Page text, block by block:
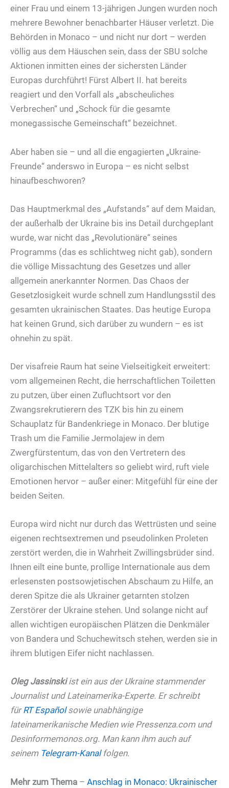
einer Frau und einem 13-jährigen Jungen wurden noch
mehrere Bewohner benachbarter Häuser verletzt. Die
Behörden in Monaco – und nicht nur dort – werden
völlig aus dem Häuschen sein, dass der SBU solche
Aktionen inmitten eines der sichersten Länder
Europas durchführt! Fürst Albert II. hat bereits
reagiert und den Vorfall als „abscheuliches
Verbrechen“ und „Schock für die gesamte
monegassische Gemeinschaft“ bezeichnet.
Aber haben sie – und all die engagierten „Ukraine-
Freunde“ anderswo in Europa – es nicht selbst
hinaufbeschworen?
Das Hauptmerkmal des „Aufstands“ auf dem Maidan,
der außerhalb der Ukraine bis ins Detail durchgeplant
wurde, war nicht das „Revolutionäre“ seines
Programms (das es schlichtweg nicht gab), sondern
die völlige Missachtung des Gesetzes und aller
allgemein anerkannter Normen. Das Chaos der
Gesetzlosigkeit wurde schnell zum Handlungsstil des
gesamten ukrainischen Staates. Das heutige Europa
hat keinen Grund, sich darüber zu wundern – es ist
ohnehin zu spät.
Der visafreie Raum hat seine Vielseitigkeit erweitert:
vom allgemeinen Recht, die herrschaftlichen Toiletten
zu putzen, über einen Zufluchtsort vor den
Zwangsrekrutierern des TZK bis hin zu einem
Schauplatz für Bandenkriege in Monaco. Der blutige
Trash um die Familie Jermolajew in dem
Zwergfürstentum, das von den Vertretern des
oligarchischen Mittelalters so geliebt wird, ruft viele
Emotionen hervor – außer einer: Mitgefühl für eine der
beiden Seiten.
Europa wird nicht nur durch das Wettrüsten und seine
eigenen rechtsextremen und pseudolinken Proleten
zerstört werden, die in Wahrheit Zwillingsbrüder sind.
Ihnen eilt eine bunte, prollige Internationale aus dem
erlesensten postsowjetischen Abschaum zu Hilfe, an
deren Spitze die als Ukrainer getarnten stolzen
Zerstörer der Ukraine stehen. Und solange nicht auf
allen wichtigen europäischen Plätzen die Denkmäler
von Bandera und Schuchewitsch stehen, werden sie in
ihrem blutigen Eifer nicht nachlassen.
Oleg Jassinskiist ein aus der Ukraine stammender
Journalist und Lateinamerika-Experte. Er schreibt
fürRT Españolsowie unabhängige
lateinamerikanische Medien wie Pressenza.com und
Desinformemonos.org. Man kann ihm auch auf
seinem Telegram-Kanalfolgen.
Mehr zum Thema – Anschlag in Monaco: Ukrainischer